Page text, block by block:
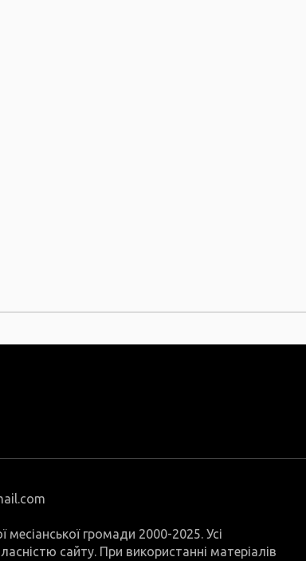
месіанської громади 2000-2025. Усі
сайту. При використанні матеріалів